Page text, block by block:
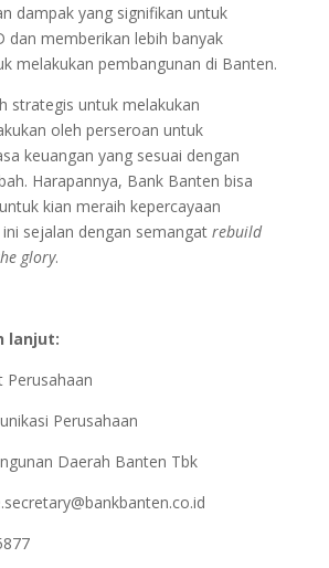
dampak yang signifikan untuk
dan memberikan lebih banyak
melakukan pembangunan di Banten.
strategis untuk melakukan
oleh perseroan untuk
keuangan yang sesuai dengan
Harapannya, Bank Banten bisa
kian meraih kepercayaan
sejalan dengan semangat rebuild
glory.
lanjut:
Perusahaan
Perusahaan
Daerah Banten Tbk